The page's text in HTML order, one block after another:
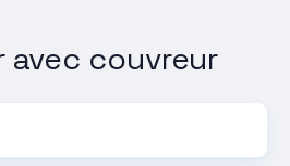
avec couvreur